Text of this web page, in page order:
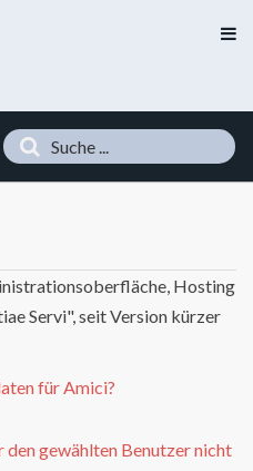
Hosting
Servi", seit Version kürzer
für Amici?
gewählten Benutzer nicht